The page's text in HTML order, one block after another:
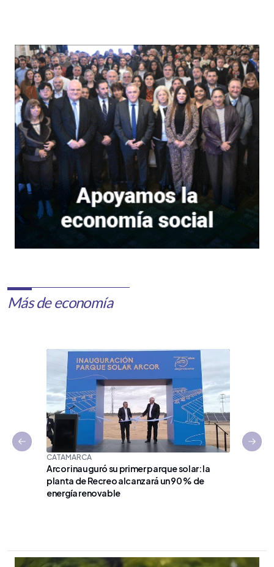
Más de economía
CATAMARCA
Arcor inauguró su primer parque solar: la
planta de Recreo alcanzará un 90 % de
energía renovable
Previous slide Next